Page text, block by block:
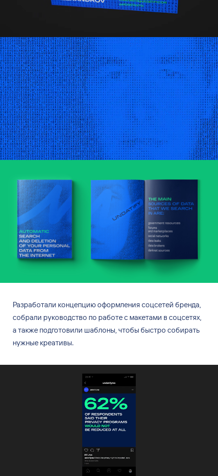
Разработали концепцию оформления соцсетей бренда,
собрали руководство по работе с макетами в соцсетях,
а также подготовили шаблоны, чтобы быстро собирать
нужные креативы.